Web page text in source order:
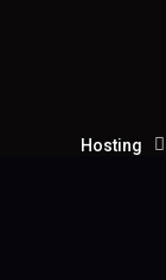
Hosting